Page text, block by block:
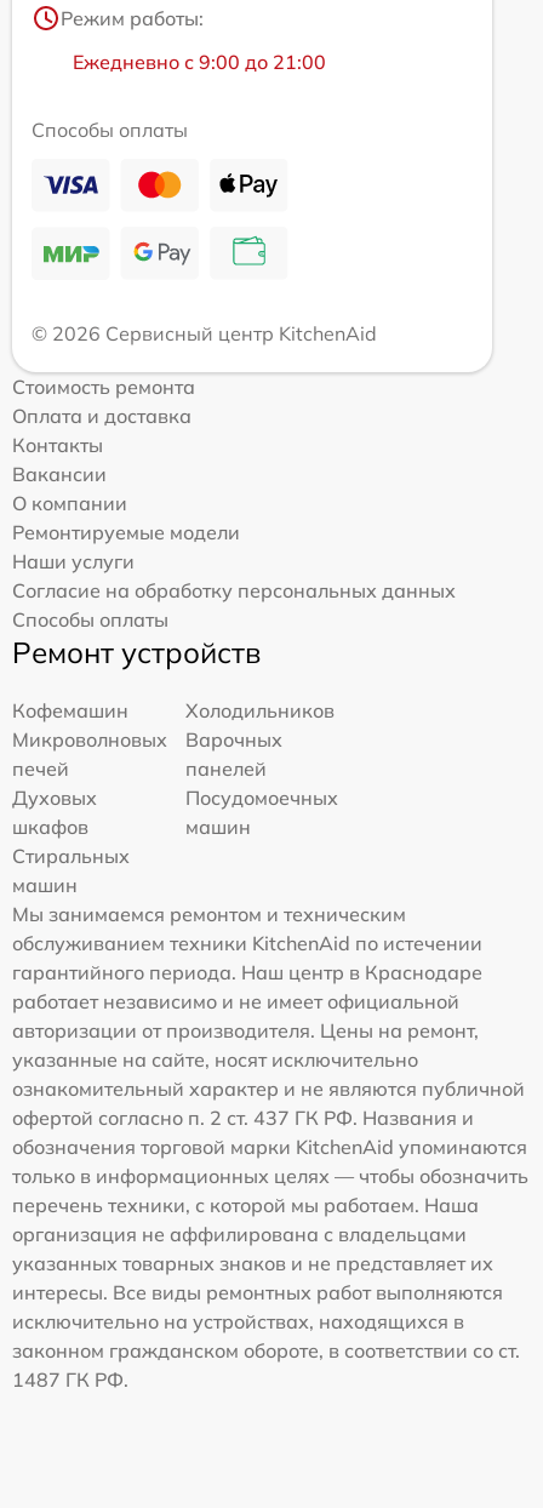
Режим работы:
Ежедневно с 9:00 до 21:00
Способы оплаты
© 2026 Сервисный центр KitchenAid
Стоимость ремонта
Оплата и доставка
Контакты
Вакансии
О компании
Ремонтируемые модели
Наши услуги
Согласие на обработку персональных данных
Способы оплаты
Ремонт устройств
Кофемашин
Холодильников
Микроволновых
печей
Варочных
панелей
Духовых
шкафов
Посудомоечных
машин
Стиральных
машин
Мы занимаемся ремонтом и техническим
обслуживанием техники KitchenAid по истечении
гарантийного периода. Наш центр в Краснодаре
работает независимо и не имеет официальной
авторизации от производителя. Цены на ремонт,
указанные на сайте, носят исключительно
ознакомительный характер и не являются публичной
офертой согласно п. 2 ст. 437 ГК РФ. Названия и
обозначения торговой марки KitchenAid упоминаются
только в информационных целях — чтобы обозначить
перечень техники, с которой мы работаем. Наша
организация не аффилирована с владельцами
указанных товарных знаков и не представляет их
интересы. Все виды ремонтных работ выполняются
исключительно на устройствах, находящихся в
законном гражданском обороте, в соответствии со ст.
1487 ГК РФ.